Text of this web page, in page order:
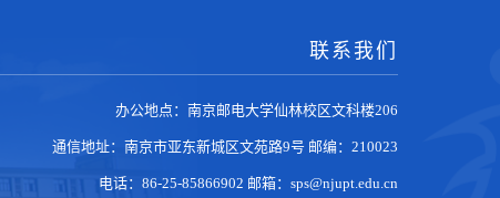
联系我们
办公地点：南京邮电大学仙林校区文科楼206
通信地址：南京市亚东新城区文苑路9号 邮编：210023
电话：86-25-85866902 邮箱：sps@njupt.edu.cn